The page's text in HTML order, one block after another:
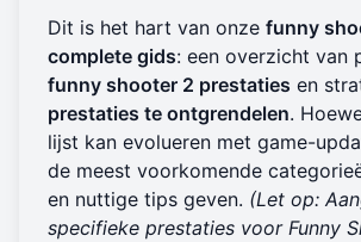
Dit is het hart van onze funny
complete gids: een overzicht van
funny shooter 2 prestaties en
prestaties te ontgrendelen.
lijst kan evolueren met game-
de meest voorkomende
en nuttige tips geven. (Let op:
specifieke prestaties voor Funny